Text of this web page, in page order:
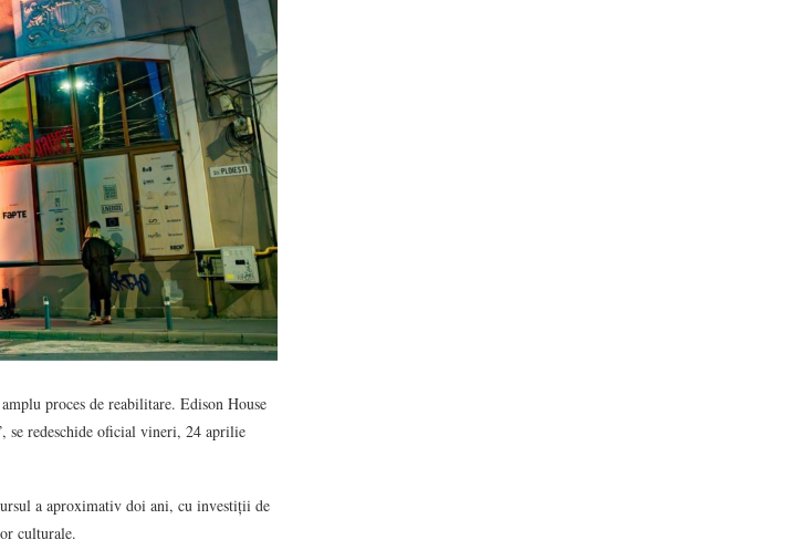
proces de reabilitare. Edison House
se redeschide oficial vineri, 24 aprilie
a aproximativ doi ani, cu investiții de
culturale.